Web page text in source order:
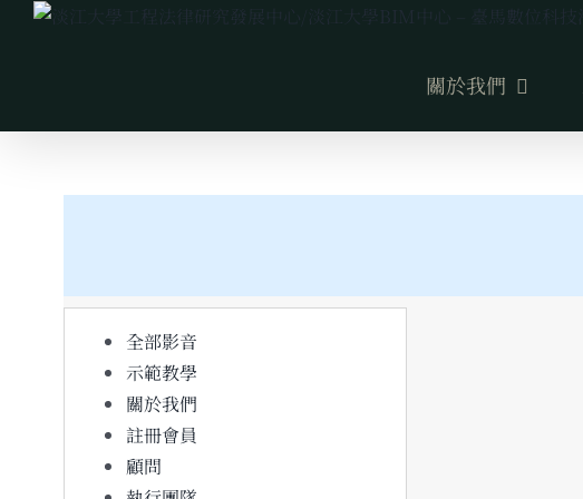
Skip
關於我們
全部影音
示範教學
關於我們
註冊會員
顧問